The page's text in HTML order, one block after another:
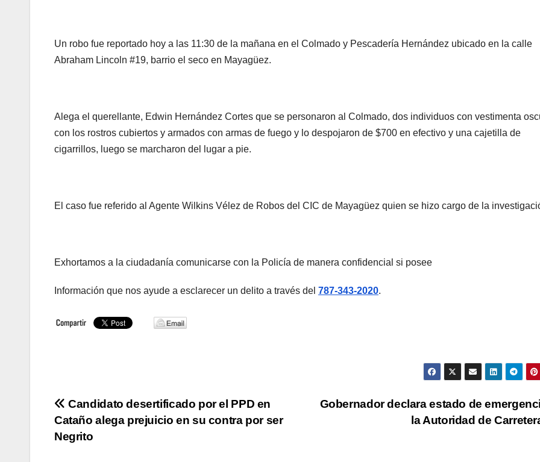
Un robo fue reportado hoy a las 11:30 de la mañana en el Colmado y Pescadería Hernández ubicado en la calle
Abraham Lincoln #19, barrio el seco en Mayagüez.
Alega el querellante, Edwin Hernández Cortes que se personaron al Colmado, dos individuos con vestimenta
con los rostros cubiertos y armados con armas de fuego y lo despojaron de $700 en efectivo y una cajetilla de
cigarrillos, luego se marcharon del lugar a pie.
El caso fue referido al Agente Wilkins Vélez de Robos del CIC de Mayagüez quien se hizo cargo de la
Exhortamos a la ciudadanía comunicarse con la Policía de manera confidencial si posee
Información que nos ayude a esclarecer un delito a través del 787-343-2020.
Navegación
de
Gobernador declara estado de
la Autoridad de
Candidato desertificado por el PPD en
Cataño alega prejuicio en su contra por ser
Negrito